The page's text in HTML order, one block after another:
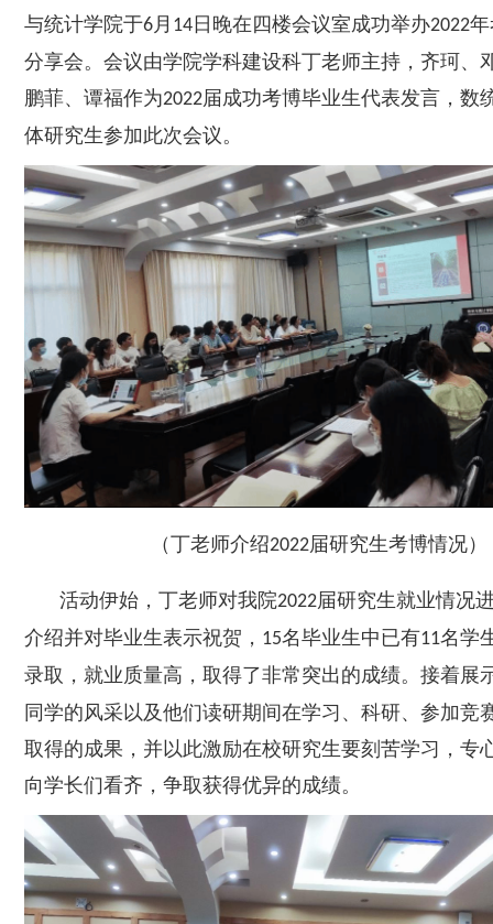
与统计学院于6月 14 日 晚在四楼会议室成功举办2022
分享会。会议由学院学科建设科丁老师主持，齐珂、
鹏菲、谭福作为2022届成功考博毕业生代表发言，数
体研究生参加此次会议。
（丁老师介绍2022届研究生考博情况）
活动伊始，丁老师对我院2022届研究生就业情况
介绍并对毕业生表示祝贺 ， 15名毕业生中已有11名学
录取，就业质量高，取得了非常突出的成绩。接着展
同学的风采以及他们读研期间在学习、科研、参加竞
取得的成果， 并以此激励在校研究生要刻苦学习， 专
向学长们看齐，争取获得优异的成绩。